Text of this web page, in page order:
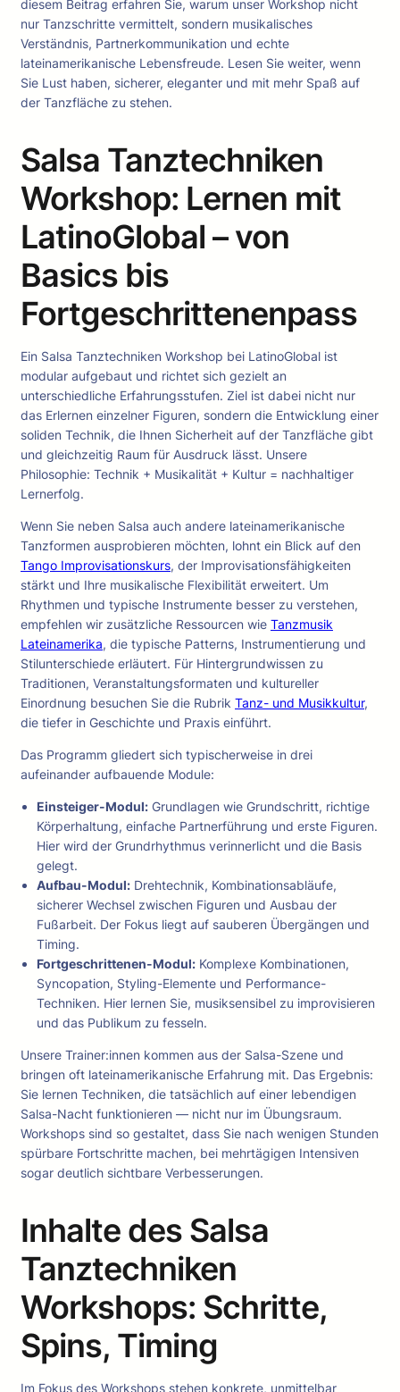
diesem Beitrag erfahren Sie, warum unser Workshop nicht
nur Tanzschritte vermittelt, sondern musikalisches
Verständnis, Partnerkommunikation und echte
lateinamerikanische Lebensfreude. Lesen Sie weiter, wenn
Sie Lust haben, sicherer, eleganter und mit mehr Spaß auf
der Tanzfläche zu stehen.
Salsa Tanztechniken
Workshop: Lernen mit
LatinoGlobal – von
Basics bis
Fortgeschrittenenpass
Ein Salsa Tanztechniken Workshop bei LatinoGlobal ist
modular aufgebaut und richtet sich gezielt an
unterschiedliche Erfahrungsstufen. Ziel ist dabei nicht nur
das Erlernen einzelner Figuren, sondern die Entwicklung einer
soliden Technik, die Ihnen Sicherheit auf der Tanzfläche gibt
und gleichzeitig Raum für Ausdruck lässt. Unsere
Philosophie: Technik + Musikalität + Kultur = nachhaltiger
Lernerfolg.
Wenn Sie neben Salsa auch andere lateinamerikanische
Tanzformen ausprobieren möchten, lohnt ein Blick auf den
Tango Improvisationskurs, der Improvisationsfähigkeiten
stärkt und Ihre musikalische Flexibilität erweitert. Um
Rhythmen und typische Instrumente besser zu verstehen,
empfehlen wir zusätzliche Ressourcen wie Tanzmusik
Lateinamerika, die typische Patterns, Instrumentierung und
Stilunterschiede erläutert. Für Hintergrundwissen zu
Traditionen, Veranstaltungsformaten und kultureller
Einordnung besuchen Sie die Rubrik Tanz- und Musikkultur,
die tiefer in Geschichte und Praxis einführt.
Das Programm gliedert sich typischerweise in drei
aufeinander aufbauende Module:
Einsteiger-Modul: Grundlagen wie Grundschritt, richtige
Körperhaltung, einfache Partnerführung und erste Figuren.
Hier wird der Grundrhythmus verinnerlicht und die Basis
gelegt.
Aufbau-Modul: Drehtechnik, Kombinationsabläufe,
sicherer Wechsel zwischen Figuren und Ausbau der
Fußarbeit. Der Fokus liegt auf sauberen Übergängen und
Timing.
Fortgeschrittenen-Modul: Komplexe Kombinationen,
Syncopation, Styling-Elemente und Performance-
Techniken. Hier lernen Sie, musiksensibel zu improvisieren
und das Publikum zu fesseln.
Unsere Trainer:innen kommen aus der Salsa-Szene und
bringen oft lateinamerikanische Erfahrung mit. Das Ergebnis:
Sie lernen Techniken, die tatsächlich auf einer lebendigen
Salsa-Nacht funktionieren — nicht nur im Übungsraum.
Workshops sind so gestaltet, dass Sie nach wenigen Stunden
spürbare Fortschritte machen, bei mehrtägigen Intensiven
sogar deutlich sichtbare Verbesserungen.
Inhalte des Salsa
Tanztechniken
Workshops: Schritte,
Spins, Timing
Im Fokus des Workshops stehen konkrete, unmittelbar